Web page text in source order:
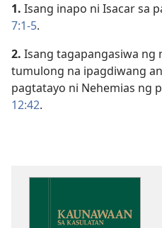
1. Isang inapo ni Isacar sa
7:1-5.
2. Isang tagapangasiwa ng
tumulong na ipagdiwang
pagtatayo ni Nehemias ng
12:42.